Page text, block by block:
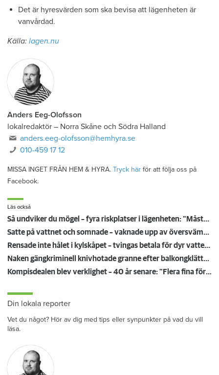
Det är hyresvärden som ska bevisa att lägenheten är
vanvårdad.
Källa: lagen.nu
Anders Eeg-Olofsson
lokalredaktör – Norra Skåne och Södra Halland
anders.eeg-olofsson@hemhyra.se
010-459 17 12
MISSA INGET FRÅN HEM & HYRA.
Läs också
Satte på vattnet och somnade – vaknade upp av översvämning hos grannen
Naken gängkriminell knivhotade granne efter balkongklättring
Din lokala reporter
Vet du något? Hör av dig med tips eller synpunkter på vad du vill